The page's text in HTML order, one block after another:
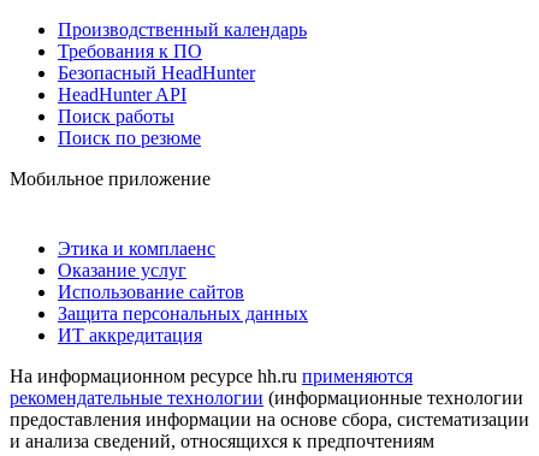
Производственный календарь
Требования к ПО
Безопасный HeadHunter
HeadHunter API
Поиск работы
Поиск по резюме
Мобильное приложение
Этика и комплаенс
Оказание услуг
Использование сайтов
Защита персональных данных
ИТ аккредитация
На информационном ресурсе hh.ru применяются
рекомендательные технологии (информационные технологии
предоставления информации на основе сбора, систематизации
и анализа сведений, относящихся к предпочтениям